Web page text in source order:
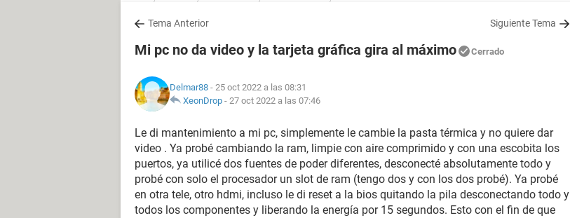
Tema Anterior Siguiente Tema
Mi pc no da video y la tarjeta gráfica gira al máximo Cerrado
Delmar88 - 25 oct 2022 a las 08:31
XeonDrop - 27 oct 2022 a las 07:46
Le di mantenimiento a mi pc, simplemente le cambie la pasta térmica y no quiere dar
video . Ya probé cambiando la ram, limpie con aire comprimido y con una escobita los
puertos, ya utilicé dos fuentes de poder diferentes, desconecté absolutamente todo y
probé con solo el procesador un slot de ram (tengo dos y con los dos probé). Ya probé
en otra tele, otro hdmi, incluso le di reset a la bios quitando la pila desconectando todo y
todos los componentes y liberando la energía por 15 segundos. Esto con el fin de que